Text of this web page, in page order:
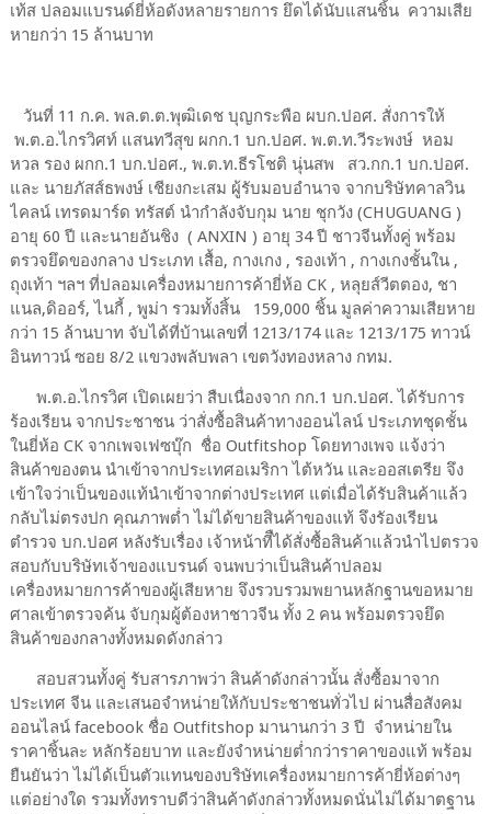
เท้ส ปลอมแบรนด์ยี่ห้อดังหลายรายการ ยึดได้นับแสนชิ้น ความเสีย
หายกว่า 15 ล้านบาท
วันที่ 11 ก.ค. พล.ต.ต.พุฒิเดช บุญกระพือ ผบก.ปอศ. สั่งการให้
พ.ต.อ.ไกรวิศท์ แสนทวีสุข ผกก.1 บก.ปอศ. พ.ต.ท.วีระพงษ์ หอม
หวล รอง ผกก.1 บก.ปอศ., พ.ต.ท.ธีรโชติ นุ่นสพ สว.กก.1 บก.ปอศ.
และ นายภัสส์ธพงษ์ เชียงกะเสม ผู้รับมอบอำนาจ จากบริษัทคาลวิน
ไคลน์ เทรดมาร์ด ทรัสต์ นำกำลังจับกุม นาย ชุกวัง (CHUGUANG )
อายุ 60 ปี และนายอันชิง ( ANXIN ) อายุ 34 ปี ชาวจีนทั้งคู่ พร้อม
ตรวจยึดของกลาง ประเภท เสื้อ, กางเกง , รองเท้า , กางเกงชั้นใน ,
ถุงเท้า ฯลฯ ที่ปลอมเครื่องหมายการค้ายี่ห้อ CK , หลุยส์วีตตอง, ชา
แนล,ดิออร์, ไนกี้ , พูม่า รวมทั้งสิ้น 159,000 ชิ้น มูลค่าความเสียหาย
กว่า 15 ล้านบาท จับได้ที่บ้านเลขที่ 1213/174 และ 1213/175 ทาวน์
อินทาวน์ ซอย 8/2 แขวงพลับพลา เขตวังทองหลาง กทม.
พ.ต.อ.ไกรวิศ เปิดเผยว่า สืบเนื่องจาก กก.1 บก.ปอศ. ได้รับการ
ร้องเรียน จากประชาชน ว่าสั่งซื้อสินค้าทางออนไลน์ ประเภทชุดชั้น
ในยี่ห้อ CK จากเพจเฟซบุ๊ก ชื่อ Outfitshop โดยทางเพจ แจ้งว่า
สินค้าของตน นำเข้าจากประเทศอเมริกา ไต้หวัน และออสเตรีย จึง
เข้าใจว่าเป็นของแท้นำเข้าจากต่างประเทศ แต่เมื่อได้รับสินค้าแล้ว
กลับไม่ตรงปก คุณภาพต่ำ ไม่ได้ขายสินค้าของแท้ จึงรัองเรียน
ตำรวจ บก.ปอศ หลังรับเรื่อง เจ้าหน้าทีืได้สั่งซื้อสินค้าแล้วนำไปตรวจ
สอบกับบริษัทเจ้าของแบรนด์ จนพบว่าเป็นสินค้าปลอม
เครื่องหมายการค้าของผู้เสียหาย จึงรวบรวมพยานหลักฐานขอหมาย
ศาลเข้าตรวจค้น จับกุมผู้ต้องหาชาวจีน ทั้ง 2 คน พร้อมตรวจยึด
สินค้าของกลางทั้งหมดดังกล่าว
สอบสวนทั้งคู่ รับสารภาพว่า สินค้าดังกล่าวนั้น สั่งซื้อมาจาก
ประเทศ จีน และเสนอจำหน่ายให้กับประชาชนทั่วไป ผ่านสื่อสังคม
ออนไลน์ facebook ชื่อ Outfitshop มานานกว่า 3 ปี จำหน่ายใน
ราคาชิ้นละ หลักร้อยบาท และยังจำหน่ายต่ำกว่าราคาของแท้ พร้อม
ยืนยันว่า ไม่ได้เป็นตัวแทนของบริษัทเครื่องหมายการค้ายี่ห้อต่างๆ
แต่อย่างใด รวมทั้งทราบดีว่าสินค้าดังกล่าวทั้งหมดนั่นไม่ได้มาตฐาน